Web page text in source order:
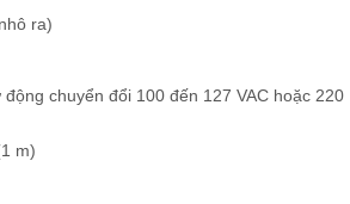
ra)
chuyển đổi 100 đến 127 VAC hoặc 220
m)